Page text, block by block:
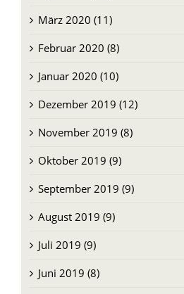
März 2020 (11)
Februar 2020 (8)
Januar 2020 (10)
Dezember 2019 (12)
November 2019 (8)
Oktober 2019 (9)
September 2019 (9)
August 2019 (9)
Juli 2019 (9)
Juni 2019 (8)